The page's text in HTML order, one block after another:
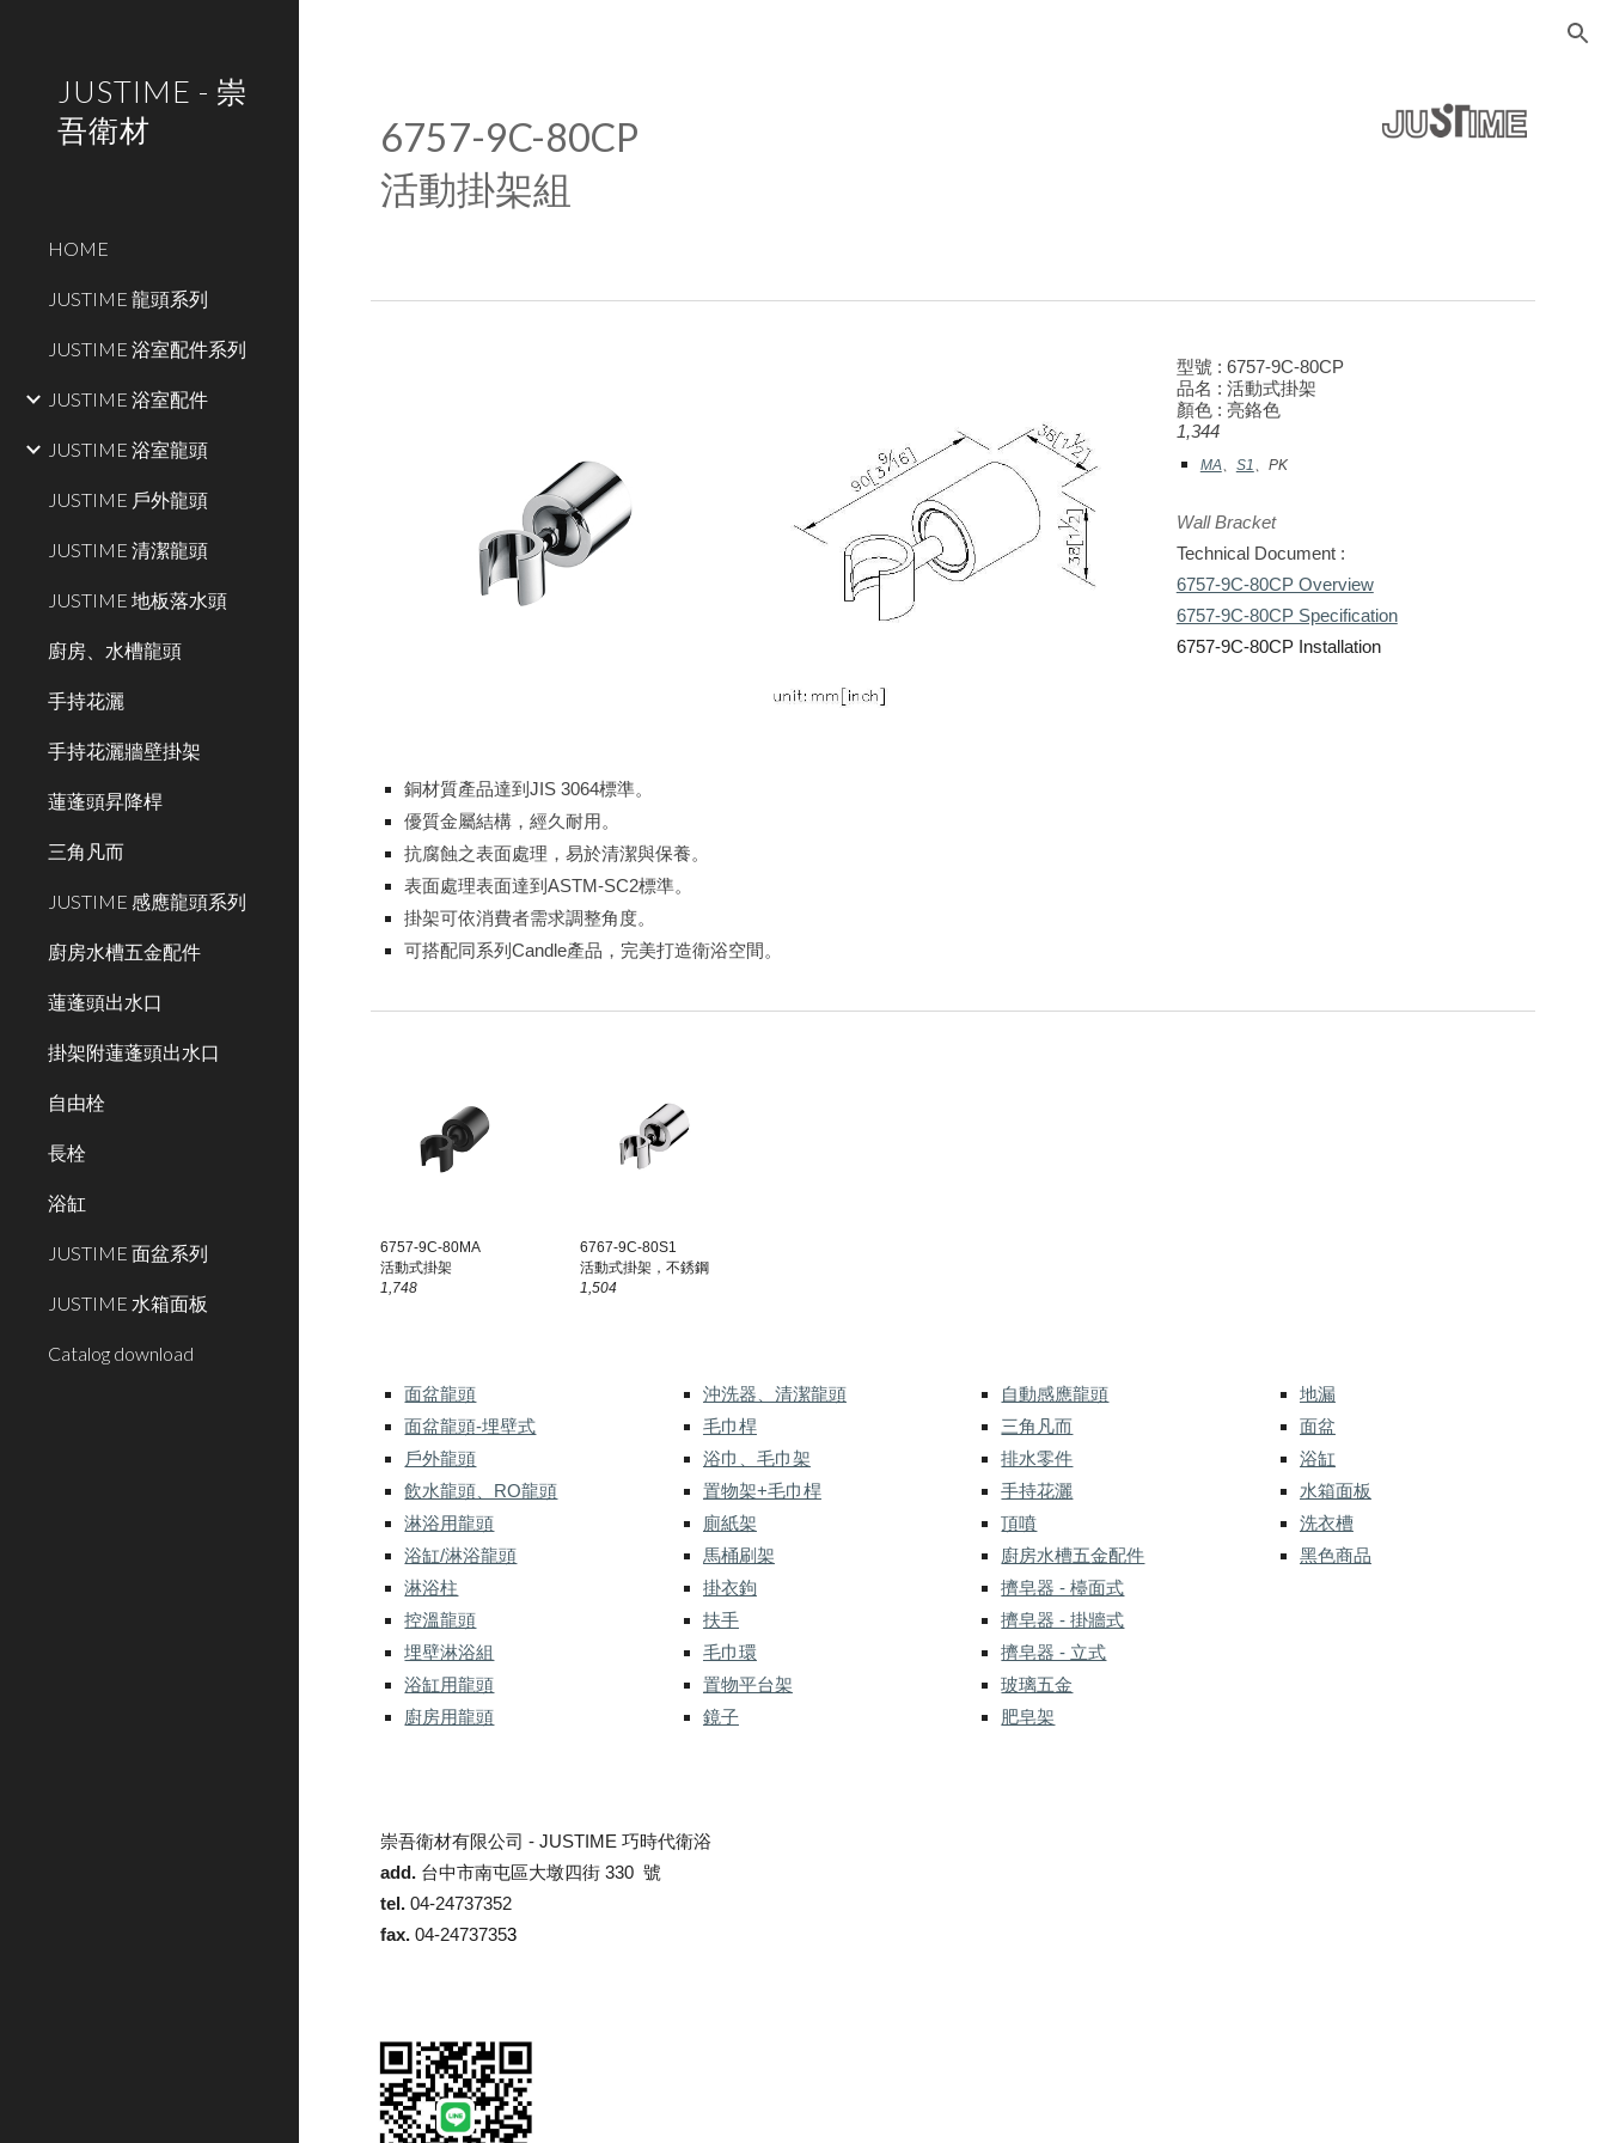
JUSTIME - 崇
吾衛材
HOME
JUSTIME 龍頭系列
JUSTIME 浴室配件系列
JUSTIME 浴室配件
JUSTIME 浴室龍頭
JUSTIME 戶外龍頭
JUSTIME 清潔龍頭
JUSTIME 地板落水頭
廚房、水槽龍頭
手持花灑
手持花灑牆壁掛架
蓮蓬頭昇降桿
三角凡而
JUSTIME 感應龍頭系列
廚房水槽五金配件
蓮蓬頭出水口
掛架附蓮蓬頭出水口
自由栓
長栓
浴缸
JUSTIME 面盆系列
JUSTIME 水箱面板
Catalog download
6757-9C-80CP
活動掛架組
型號 : 6757-9C-80CP
品名 : 活動式掛架
顏色 : 亮鉻色
1,344
MA、 S1、PK
Wall Bracket
Technical Document :
6757-9C-80CP Overview
6757-9C-80CP Specification
6757-9C-80CP Installation
銅材質產品達到JIS 3064標準。
優質金屬結構，經久耐用。
抗腐蝕之表面處理，易於清潔與保養。
表面處理表面達到ASTM-SC2標準。
掛架可依消費者需求調整角度。
可搭配同系列Candle產品，完美打造衛浴空間。
6757-9C-80MA
活動式掛架
1,748
6767-9C-80S1
活動式掛架，不銹鋼
1,504
面盆龍頭
面盆龍頭-埋壁式
戶外龍頭
飲水龍頭、RO龍頭
淋浴用龍頭
浴缸/淋浴龍頭
淋浴柱
控溫龍頭
埋壁淋浴組
浴缸用龍頭
廚房用龍頭
沖洗器、清潔龍頭
毛巾桿
浴巾、毛巾架
置物架+毛巾桿
廁紙架
馬桶刷架
掛衣鉤
扶手
毛巾環
置物平台架
鏡子
自動感應龍頭
三角凡而
排水零件
手持花灑
頂噴
廚房水槽五金配件
擠皂器 - 檯面式
擠皂器 - 掛牆式
擠皂器 - 立式
玻璃五金
肥皂架
地漏
面盆
浴缸
水箱面板
洗衣槽
黑色商品
崇吾衛材有限公司 -JUSTIME 巧時代衛浴
add. 台中市南屯區大墩四街 330 號
tel.04-24737352
fax.04-24737353